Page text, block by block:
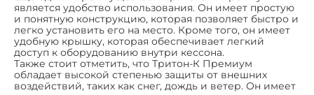
является удобство использования. Он имеет простую
и понятную конструкцию, которая позволяет быстро и
легко установить его на место. Кроме того, он имеет
удобную крышку, которая обеспечивает легкий
доступ к оборудованию внутри кессона.
Также стоит отметить, что Тритон-К Премиум
обладает высокой степенью защиты от внешних
воздействий, таких как снег, дождь и ветер. Он имеет